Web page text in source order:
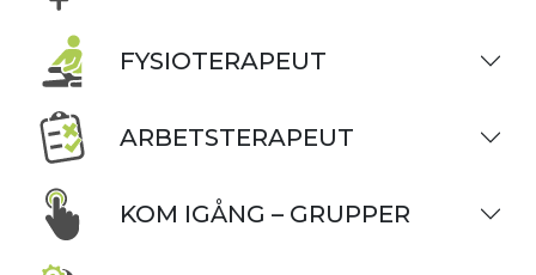
FYSIOTERAPEUT
ARBETSTERAPEUT
KOM IGÅNG – GRUPPER